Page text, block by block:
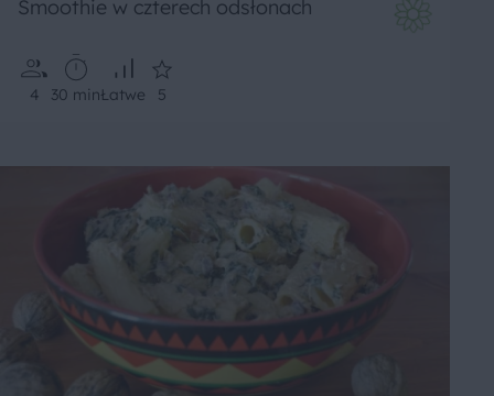
Smoothie w czterech odsłonach
4 30 minŁatwe 5